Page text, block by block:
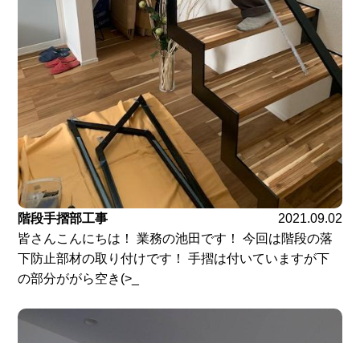
階段手摺部工事
2021.09.02
皆さんこんにちは！ 業務の池田です！ 今回は階段の落
下防止部材の取り付けです！ 手摺は付いていますが下
の部分ががら空き(>_